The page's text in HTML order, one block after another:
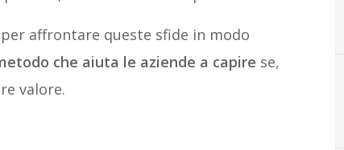
affrontare queste sfide in modo
che aiuta le aziende a capire se,
valore.